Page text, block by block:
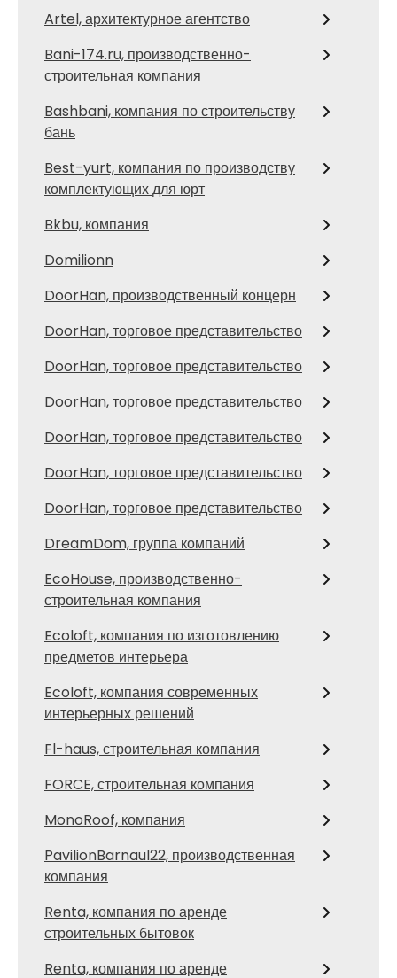
Artel, архитектурное агентство
Bani-174.ru, производственно-
строительная компания
Bashbani, компания по строительству
бань
Best-yurt, компания по производству
комплектующих для юрт
Bkbu, компания
Domilionn
DoorHan, производственный концерн
DoorHan, торговое представительство
DoorHan, торговое представительство
DoorHan, торговое представительство
DoorHan, торговое представительство
DoorHan, торговое представительство
DoorHan, торговое представительство
DreamDom, группа компаний
EcoHouse, производственно-
строительная компания
Ecoloft, компания по изготовлению
предметов интерьера
Ecoloft, компания современных
интерьерных решений
Fl-haus, строительная компания
FORCE, строительная компания
MonoRoof, компания
PavilionBarnaul22, производственная
компания
Renta, компания по аренде
строительных бытовок
Renta, компания по аренде